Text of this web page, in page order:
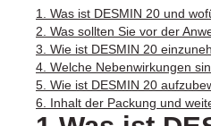
1. Was ist DESMIN 20 und
2. Was sollten Sie vor der
3. Wie ist DESMIN 20
4. Welche Nebenwirkungen
5. Wie ist DESMIN 20
6. Inhalt der Packung und